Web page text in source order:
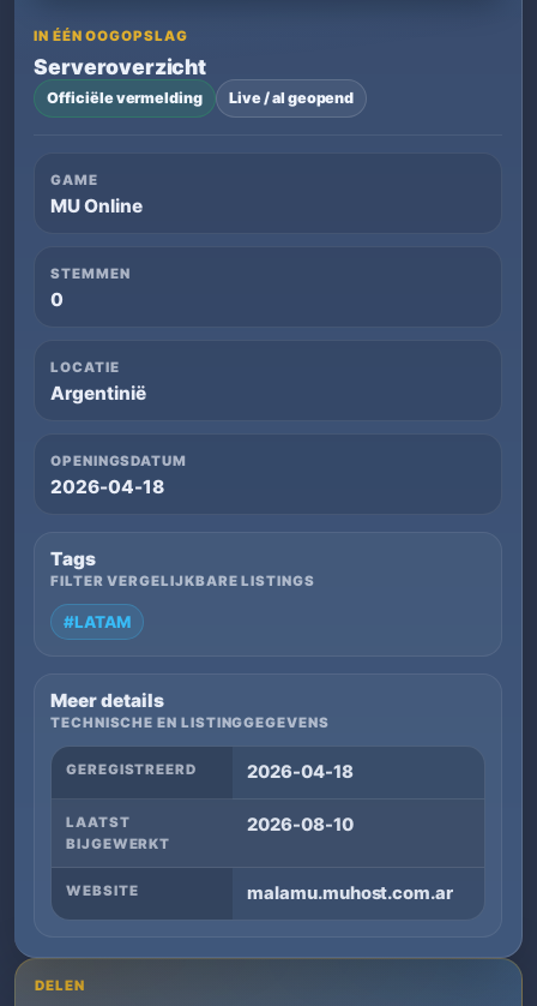
IN ÉÉN OOGOPSLAG
Serveroverzicht
Officiële vermelding Live / al geopend
GAME
MU Online
STEMMEN
0
LOCATIE
Argentinië
OPENINGSDATUM
2026-04-18
Tags
FILTER VERGELIJKBARE LISTINGS
#LATAM
Meer details
TECHNISCHE EN LISTINGGEGEVENS
GEREGISTREERD 2026-04-18
LAATST
BIJGEWERKT
2026-08-10
WEBSITE malamu.muhost.com.ar
DELEN